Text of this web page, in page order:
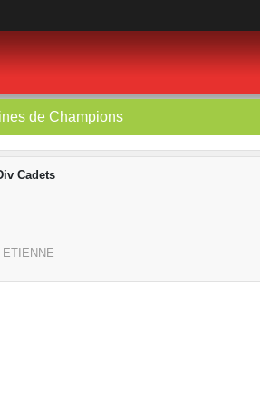
de Champions
Cadets